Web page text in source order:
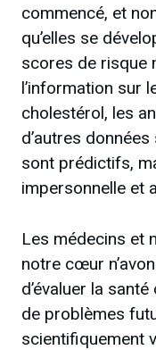
commencé, et
qu’elles se
scores de risque
l’information sur
cholestérol, les
d’autres
sont prédictifs,
impersonnelle et
Les médecins et
notre cœur
d’évaluer la
de problèmes
scientifiquement